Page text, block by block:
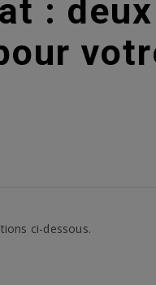
: deux
ci-dessous.